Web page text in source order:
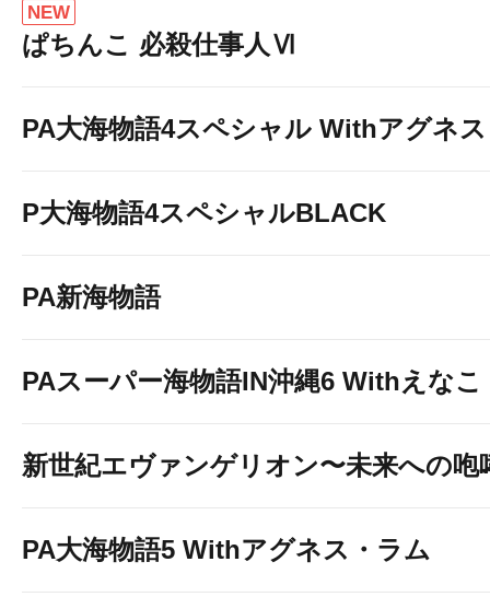
NEW
ぱちんこ 必殺仕事人Ⅵ
PA大海物語4スペシャル Withアグネ
P大海物語4スペシャルBLACK
PA新海物語
PAスーパー海物語IN沖縄6 Withえなこ
新世紀エヴァンゲリオン〜未来への咆
PA大海物語5 Withアグネス・ラム